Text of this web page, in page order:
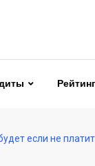
Рейтинг
если не